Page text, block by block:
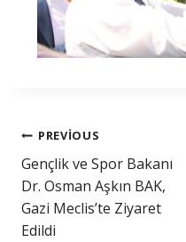
PREVIOUS
Gençlik ve Spor Bakanı
Dr. Osman Aşkın BAK,
Gazi Meclis’te Ziyaret
Edildi